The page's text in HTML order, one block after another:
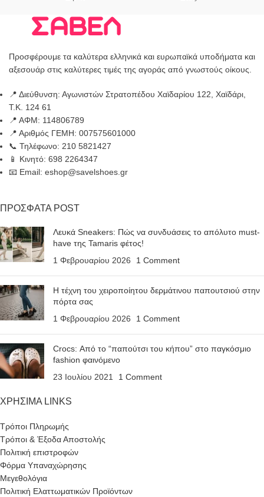
Προσφέρουμε τα καλύτερα ελληνικά και ευρωπαϊκά υποδήματα και
αξεσουάρ στις καλύτερες τιμές της αγοράς από γνωστούς οίκους.
📍 Διεύθυνση: Αγωνιστών Στρατοπέδου Χαϊδαρίου 122, Χαϊδάρι,
Τ.Κ. 124 61
📍 ΑΦΜ: 114806789
📍 Αριθμός ΓΕΜΗ: 007575601000
📞 Τηλέφωνο: 210 5821427
📱 Κινητό: 698 2264347
📧 Email: eshop@savelshoes.gr
ΠΡΟΣΦΑΤΑ POST
Λευκά Sneakers: Πώς να συνδυάσεις το απόλυτο must-
have της Tamaris φέτος!
1 Φεβρουαρίου 2026
1 Comment
Η τέχνη του χειροποίητου δερμάτινου παπουτσιού στην
πόρτα σας
1 Φεβρουαρίου 2026
1 Comment
Crocs: Από το “παπούτσι του κήπου” στο παγκόσμιο
fashion φαινόμενο
23 Ιουλίου 2021
1 Comment
ΧΡΗΣΙΜΑ LINKS
Τρόποι Πληρωμής
Τρόποι & Έξοδα Αποστολής
Πολιτική επιστροφών
Φόρμα Υπαναχώρησης
Μεγεθολόγια
Πολιτική Ελαττωματικών Προϊόντων